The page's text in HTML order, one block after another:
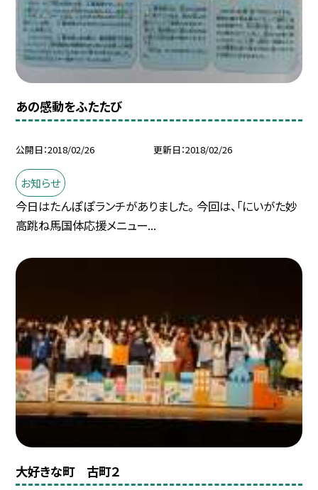
あの感動をふたたび
公開日 2018/02/26 更新日 2018/02/26
お知らせ
今日はたんぽぽランチがありました。 今回は、「にいがた妙
高跳ね馬国体応援メニュー...
大好きな町 古町２